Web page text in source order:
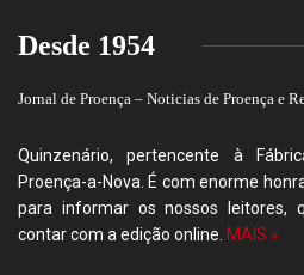
Desde 1954
Jornal de Proença – Noticias de Proença e
Quinzenário, pertencente à
Proença-a-Nova. É com enorme
para informar os nossos leitores,
contar com a edição online. MAIS »